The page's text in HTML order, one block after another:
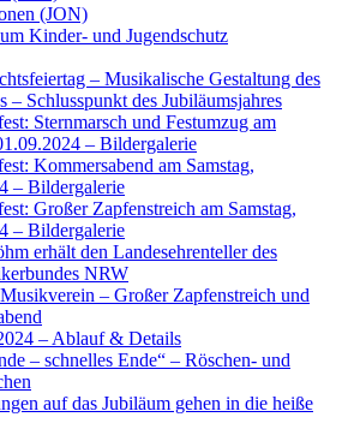
(JON)
Kinder- und Jugendschutz
– Musikalische Gestaltung des
– Schlusspunkt des Jubiläumsjahres
Sternmarsch und Festumzug am
– Bildergalerie
Kommersabend am Samstag,
– Bildergalerie
Großer Zapfenstreich am Samstag,
– Bildergalerie
erhält den Landesehrenteller des
NRW
– Großer Zapfenstreich und
– Ablauf & Details
– schnelles Ende“ – Röschen- und
auf das Jubiläum gehen in die heiße